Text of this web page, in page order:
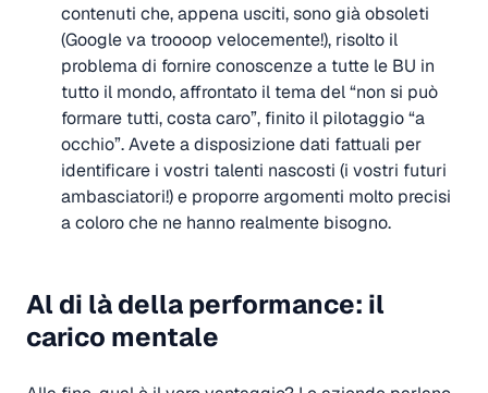
contenuti che, appena usciti, sono già obsoleti
(Google va troooop velocemente!), risolto il
problema di fornire conoscenze a tutte le BU in
tutto il mondo, affrontato il tema del “non si può
formare tutti, costa caro”, finito il pilotaggio “a
occhio”. Avete a disposizione dati fattuali per
identificare i vostri talenti nascosti (i vostri futuri
ambasciatori!) e proporre argomenti molto precisi
a coloro che ne hanno realmente bisogno.
Al di là della performance: il
carico mentale